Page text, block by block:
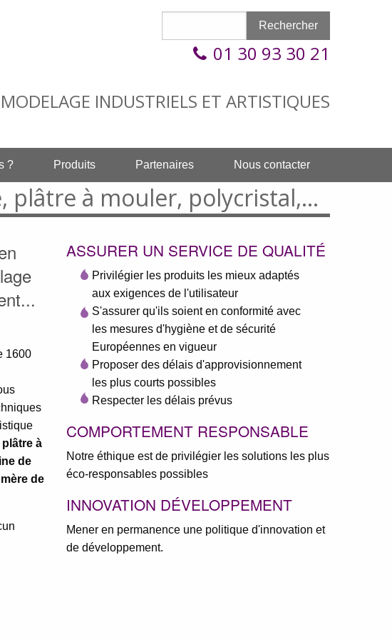
Formulaire de recherche
Rechercher
Rechercher
01 30 93 30 21
INDUSTRIELS ET ARTISTIQUES
? Produits Partenaires Nous contacter
à mouler, polycristal,...
1600
plâtre à
de
de
ASSURER UN SERVICE DE QUALITÉ
Privilégier les produits les mieux adaptés
aux exigences de l'utilisateur
S'assurer qu'ils soient en conformité avec
les mesures d'hygiène et de sécurité
Européennes en vigueur
Proposer des délais d'approvisionnement
les plus courts possibles
Respecter les délais prévus
COMPORTEMENT RESPONSABLE
Notre éthique est de privilégier les solutions les plus
éco-responsables possibles
INNOVATION DÉVELOPPEMENT
Mener en permanence une politique d'innovation et
de développement.